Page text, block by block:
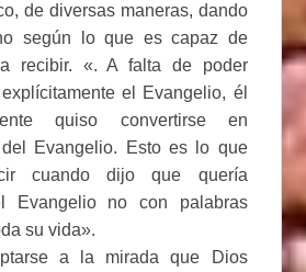
de diversas maneras, dando
según lo que es capaz de
recibir. «. A falta de poder
el Evangelio, él
quiso convertirse en
Evangelio. Esto es lo que
cuando dijo que quería
Evangelio no con palabras
su vida».
a la mirada que Dios